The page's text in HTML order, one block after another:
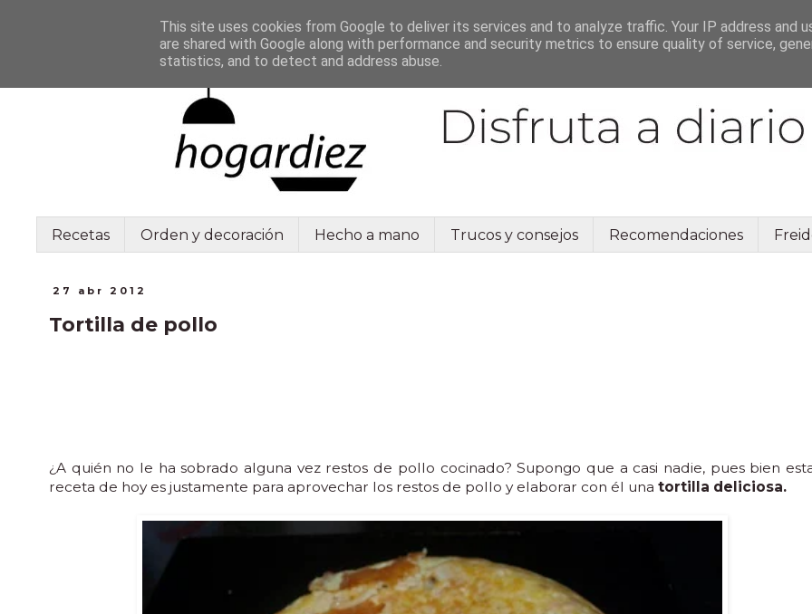
Recetas Orden y decoración Hecho a mano Trucos y consejos Recomendaciones
27 abr 2012
Tortilla de pollo
¿A quién no le ha sobrado alguna vez restos de pollo cocinado? Supongo que a casi nadie, pues bien
receta de hoy es justamente para aprovechar los restos de pollo y elaborar con él una tortilla deliciosa.
This site uses cookies from Google to deliver its services and to analyze traffic. Your IP address and
are shared with Google along with performance and security metrics to ensure quality of service,
statistics, and to detect and address abuse.